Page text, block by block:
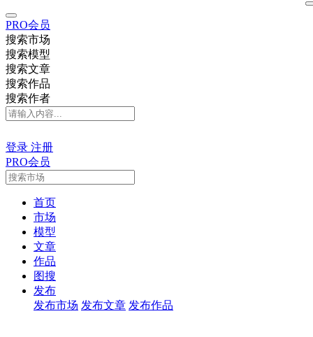
PRO会员
搜索市场
搜索模型
搜索文章
搜索作品
搜索作者
登录 注册
PRO会员
首页
市场
模型
文章
作品
图搜
发布
发布市场 发布文章 发布作品